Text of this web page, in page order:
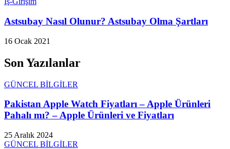
Astsubay Nasıl Olunur? Astsubay Olma Şartları
16 Ocak 2021
Son Yazılanlar
GÜNCEL BİLGİLER
Pakistan Apple Watch Fiyatları – Apple Ürünleri
Pahalı mı? – Apple Ürünleri ve Fiyatları
25 Aralık 2024
GÜNCEL BİLGİLER